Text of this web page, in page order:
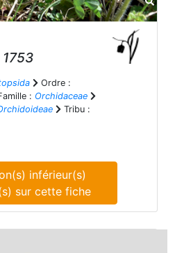
Ordre :
: Orchidaceae
Tribu :
inférieur(s)
agrégé(s) sur cette fiche